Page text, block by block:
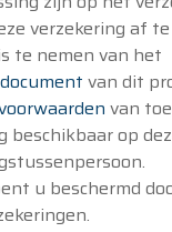
verzekering af
te nemen van het
van dit
van
beschikbaar op
u beschermd